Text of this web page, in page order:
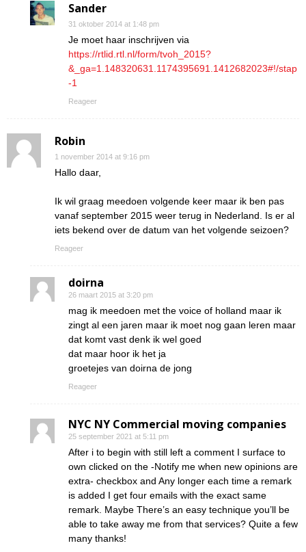
Sander
31 oktober 2014 at 1:48 pm
Je moet haar inschrijven via
https://rtlid.rtl.nl/form/tvoh_2015?
&_ga=1.148320631.1174395691.1412682023#!/stap
-1
Reageer
Robin
1 november 2014 at 9:16 pm
Hallo daar,
Ik wil graag meedoen volgende keer maar ik ben pas
vanaf september 2015 weer terug in Nederland. Is er al
iets bekend over de datum van het volgende seizoen?
Reageer
doirna
26 maart 2015 at 3:20 pm
mag ik meedoen met the voice of holland maar ik
zingt al een jaren maar ik moet nog gaan leren maar
dat komt vast denk ik wel goed
dat maar hoor ik het ja
groetejes van doirna de jong
Reageer
NYC NY Commercial moving companies
25 september 2021 at 5:11 pm
After i to begin with still left a comment I surface to
own clicked on the -Notify me when new opinions are
extra- checkbox and Any longer each time a remark
is added I get four emails with the exact same
remark. Maybe There’s an easy technique you’ll be
able to take away me from that services? Quite a few
many thanks!